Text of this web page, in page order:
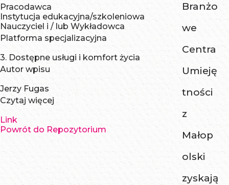
Pracodawca
Instytucja edukacyjna/szkoleniowa
Nauczyciel i / lub Wykładowca
Platforma specjalizacyjna
3. Dostępne usługi i komfort życia
Autor wpisu
Jerzy Fugas
Czytaj więcej
Link
Powrót do Repozytorium
Branżo
we
Centra
Umieję
tności
z
Małop
olski
zyskają